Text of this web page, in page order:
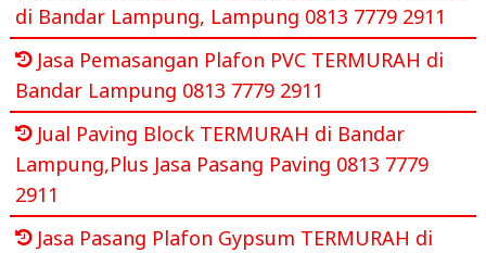
di Bandar Lampung, Lampung 0813 7779 2911
Jasa Pemasangan Plafon PVC TERMURAH di
Bandar Lampung 0813 7779 2911
Jual Paving Block TERMURAH di Bandar
Lampung,Plus Jasa Pasang Paving 0813 7779
2911
Jasa Pasang Plafon Gypsum TERMURAH di